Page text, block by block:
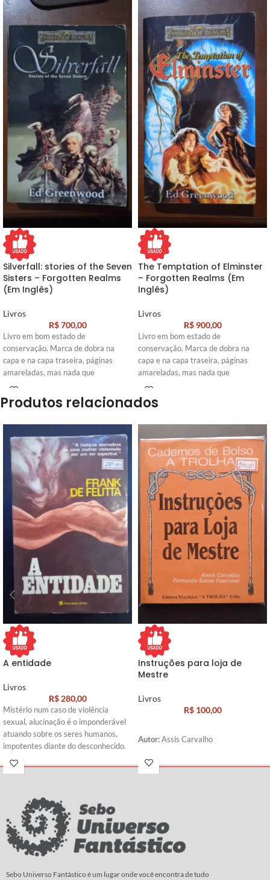
Silverfall: stories of the Seven
Sisters – Forgotten Realms
(Em Inglês)
Livros
R$700,00
Livro em bom estado de
conservação. Marca de dobra na
capa e na capa traseira, páginas
amareladas, mas nada que
The Temptation of Elminster
– Forgotten Realms (Em
Inglês)
Livros
R$900,00
Livro em bom estado de
conservação. Marca de dobra na
capa e na capa traseira, páginas
amareladas, mas nada que
Produtos relacionados
A entidade
Livros
R$280,00
Mistério num caso de violência
sexual, alucinação é o imponderável
atuando sobre os seres humanos,
impotentes diante do desconhecido.
Autor:Frank De Felitta
Instruções para loja de
Mestre
Livros
R$100,00
Autor: Assis Carvalho
Sebo Universo Fantástico é um lugar onde você encontra de tudo